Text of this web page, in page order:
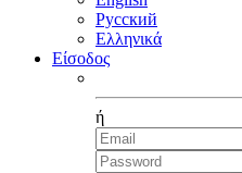
Русский
Ελληνικά
Είσοδος
ή